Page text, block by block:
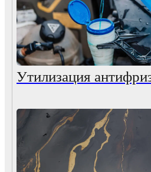
Утилизация